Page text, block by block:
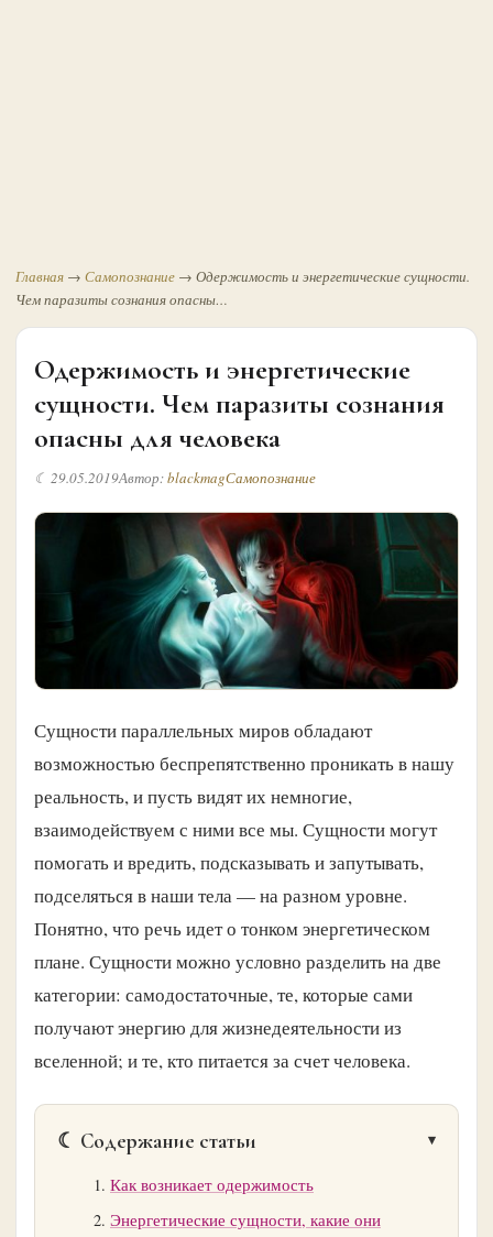
Главная → Самопознание → Одержимость и энергетические сущности.
Чем паразиты сознания опасны…
Одержимость и энергетические
сущности. Чем паразиты сознания
опасны для человека
☾ 29.05.2019Автор:blackmagСамопознание
Сущности параллельных миров обладают
возможностью беспрепятственно проникать в нашу
реальность, и пусть видят их немногие,
взаимодействуем с ними все мы. Сущности могут
помогать и вредить, подсказывать и запутывать,
подселяться в наши тела — на разном уровне.
Понятно, что речь идет о тонком энергетическом
плане. Сущности можно условно разделить на две
категории: самодостаточные, те, которые сами
получают энергию для жизнедеятельности из
вселенной; и те, кто питается за счет человека.
☾ Содержание статьи
Как возникает одержимость
Энергетические сущности, какие они